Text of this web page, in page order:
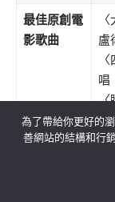
最佳原創電
影歌曲
盧
唱
〈
宋
的
為了帶給你更好的
善網站的結構和行